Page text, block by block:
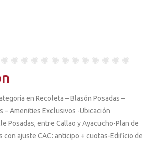
en Recoleta – Blasón Posadas –
– Amenities Exclusivos -Ubicación
Posadas, entre Callao y Ayacucho-Plan de
con ajuste CAC: anticipo + cuotas-Edificio de